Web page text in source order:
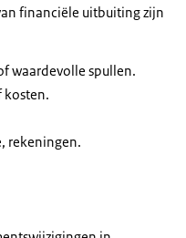
financiële uitbuiting zijn
waardevolle spullen.
kosten.
rekeningen.